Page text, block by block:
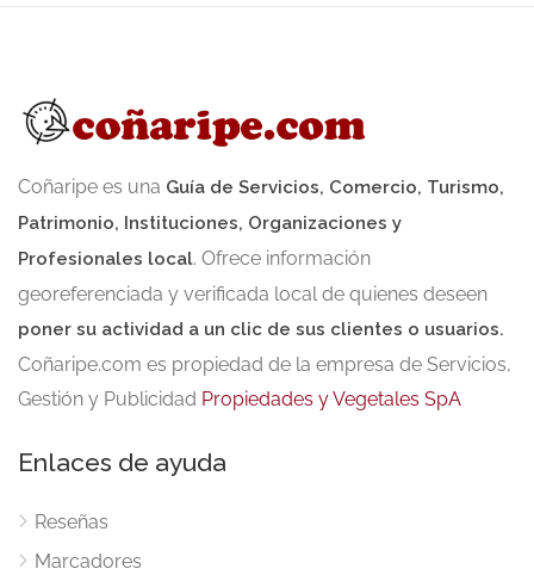
año, 7 días a la semana.
Coñaripe es una Guía de Servicios, Comercio, Turismo,
Patrimonio, Instituciones, Organizaciones y
Profesionales local. Ofrece información
georeferenciada y verificada local de quienes deseen
poner su actividad a un clic de sus clientes o usuarios.
Coñaripe.com es propiedad de la empresa de Servicios,
Gestión y Publicidad Propiedades y Vegetales SpA
Enlaces de ayuda
Reseñas
Marcadores